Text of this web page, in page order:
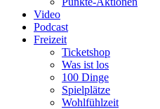
Video
Podcast
Freizeit
Ticketshop
Was ist los
100 Dinge
Spielplätze
Wohlfühlzeit